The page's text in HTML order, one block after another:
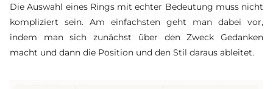
Die Auswahl eines Rings mit echter Bedeutung muss nicht
kompliziert sein. Am einfachsten geht man dabei vor,
indem man sich zunächst über den Zweck Gedanken
macht und dann die Position und den Stil daraus ableitet.